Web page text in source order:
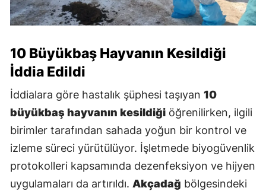
10 Büyükbaş Hayvanın Kesildiği
İddia Edildi
İddialara göre hastalık şüphesi taşıyan 10
büyükbaş hayvanın kesildiği öğrenilirken, ilgili
birimler tarafından sahada yoğun bir kontrol ve
izleme süreci yürütülüyor. İşletmede biyogüvenlik
protokolleri kapsamında dezenfeksiyon ve hijyen
uygulamaları da artırıldı. Akçadağ bölgesindeki